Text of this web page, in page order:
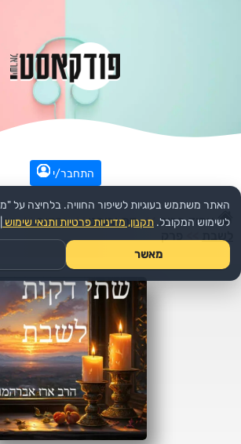
התחבר/י
עמוד הבית >> דת ורוחני >> יהדות >>
האתר משתמש בעוגיות לשיפור החוויה. בלחיצה על
לשימוש המקובל. תקנון, מדיניות פרטיות ותנאי שימוש
מאשר